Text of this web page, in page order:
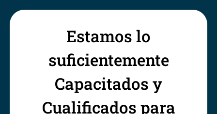
Estamos lo
suficientemente
Capacitados y
Cualificados para